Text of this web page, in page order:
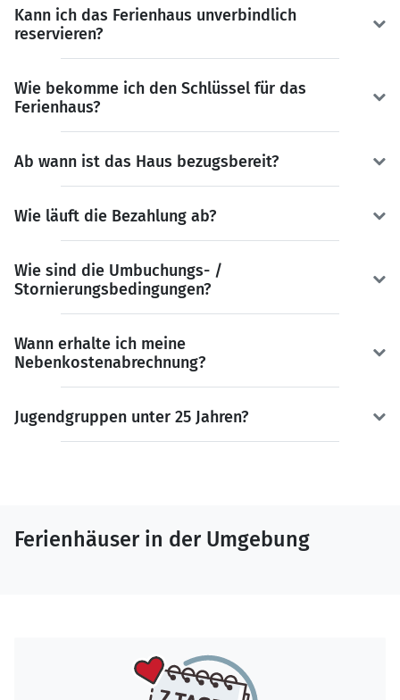
Kann ich das Ferienhaus unverbindlich
reservieren?
Wie bekomme ich den Schlüssel für das
Ferienhaus?
Ab wann ist das Haus bezugsbereit?
Wie läuft die Bezahlung ab?
Wie sind die Umbuchungs- /
Stornierungsbedingungen?
Wann erhalte ich meine
Nebenkostenabrechnung?
Jugendgruppen unter 25 Jahren?
Ferienhäuser in der Umgebung